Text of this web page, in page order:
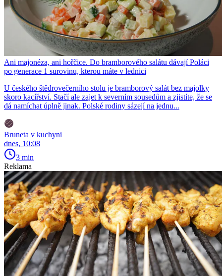
Ani majonéza, ani hořčice. Do bramborového salátu dávají Poláci
po generace 1 surovinu, kterou máte v lednici
U českého štědrovečerního stolu je bramborový salát bez majolky
skoro kacířství. Stačí ale zajet k severním sousedům a zjistíte, že se
dá namíchat úplně jinak. Polské rodiny sázejí na jednu...
Bruneta v kuchyni
dnes, 10:08
3 min
Reklama